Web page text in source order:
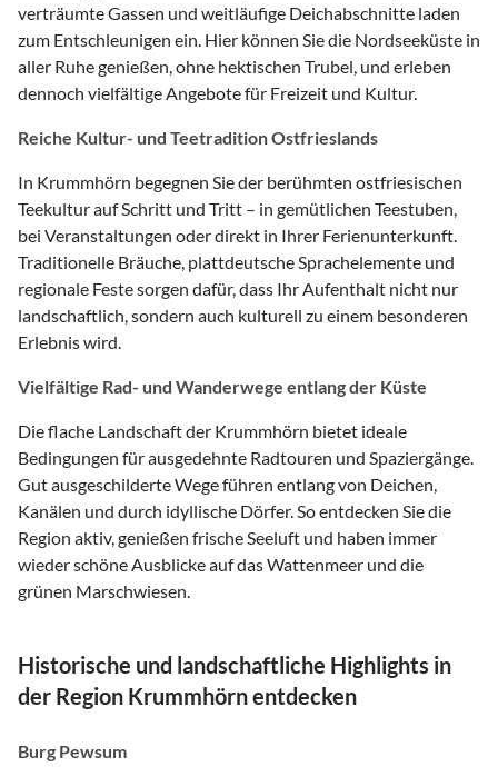
verträumte Gassen und weitläufige Deichabschnitte laden
zum Entschleunigen ein. Hier können Sie die Nordseeküste in
aller Ruhe genießen, ohne hektischen Trubel, und erleben
dennoch vielfältige Angebote für Freizeit und Kultur.
Reiche Kultur- und Teetradition Ostfrieslands
In Krummhörn begegnen Sie der berühmten ostfriesischen
Teekultur auf Schritt und Tritt – in gemütlichen Teestuben,
bei Veranstaltungen oder direkt in Ihrer Ferienunterkunft.
Traditionelle Bräuche, plattdeutsche Sprachelemente und
regionale Feste sorgen dafür, dass Ihr Aufenthalt nicht nur
landschaftlich, sondern auch kulturell zu einem besonderen
Erlebnis wird.
Vielfältige Rad- und Wanderwege entlang der Küste
Die flache Landschaft der Krummhörn bietet ideale
Bedingungen für ausgedehnte Radtouren und Spaziergänge.
Gut ausgeschilderte Wege führen entlang von Deichen,
Kanälen und durch idyllische Dörfer. So entdecken Sie die
Region aktiv, genießen frische Seeluft und haben immer
wieder schöne Ausblicke auf das Wattenmeer und die
grünen Marschwiesen.
Historische und landschaftliche Highlights in
der Region Krummhörn entdecken
Burg Pewsum